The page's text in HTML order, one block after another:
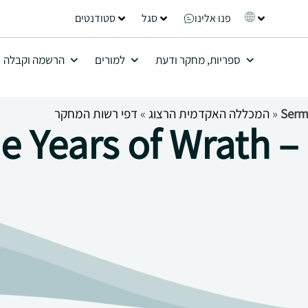
סטודנטים סגל פנו אלינו
הרשמה וקבלה למורים ספריות, מחקר ודעת
Years of Wrath
המכללה האקדמית הרצוג » דפי רשות המחקר »